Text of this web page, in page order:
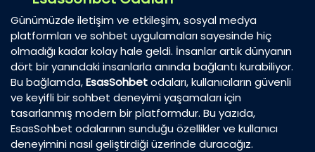
Günümüzde iletişim ve etkileşim, sosyal medya
platformları ve sohbet uygulamaları sayesinde hiç
olmadığı kadar kolay hale geldi. İnsanlar artık dünyanın
dört bir yanındaki insanlarla anında bağlantı kurabiliyor.
Bu bağlamda,EsasSohbetodaları, kullanıcıların güvenli
ve keyifli bir sohbet deneyimi yaşamaları için
tasarlanmış modern bir platformdur. Bu yazıda,
EsasSohbet odalarının sunduğu özellikler ve kullanıcı
deneyimini nasıl geliştirdiği üzerinde duracağız.